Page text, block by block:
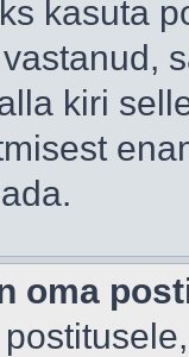
kasuta
kiri
oma